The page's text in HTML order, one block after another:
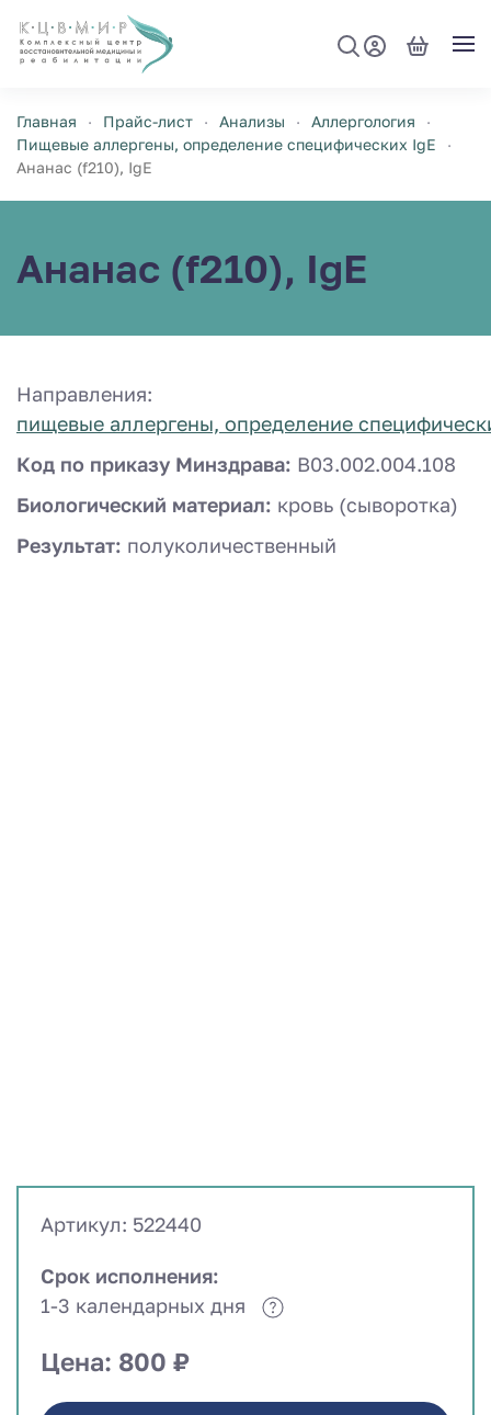
Перейти к содержимому
Главная Прайс-лист Анализы
Аллергология
Пищевые аллергены, определение специфических IgE
Ананас (f210), IgE
Ананас (f210), IgE
Направления:
пищевые аллергены, определение
Код по приказу Минздрава: B03.002.004.108
Биологический материал: кровь (сыворотка)
Результат: полуколичественный
Артикул: 522440
Срок исполнения:
1-3 календарных дня
Цена: 800 ₽